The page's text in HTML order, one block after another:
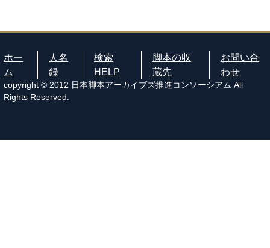
ホー
ム
人名
録
検索
HELP
脚本の収
蔵先
お問い合
わせ
copyright © 2012 日本脚本アーカイブズ推進コンソーシアム All
Rights Reserved.